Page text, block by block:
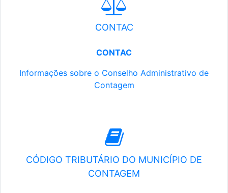
CONTAC
CONTAC
Informações sobre o Conselho Administrativo de
Contagem
CÓDIGO TRIBUTÁRIO DO MUNICÍPIO DE
CONTAGEM